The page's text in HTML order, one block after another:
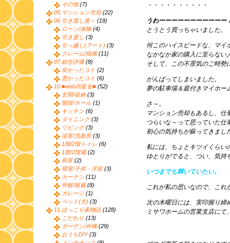
・・・・・・・・・・
うわーーーーーーーーーーー
とうとう買っちゃいました。
何このハイスピードな、マイ
なかなか家の購入に至らない
そして、この不景気のご時勢
がんばってしまいました。
夢の駐車場＆庭付きマイホー
さ～。
マンション売却もあるし、仕
つらいな～って思っていた仕
初心の気持ちが蘇ってきまし
私には、ちょとキツイくらい
ゆとりがでると、つい、気持
いつまでも輝いていたい。
これが私の思いなので、これ
次の木曜日には、実印握り締
ミサワホームの営業支店に
その他 (7)
05.マンション売却(22)
06.引き渡し後～ (19)
ローン/保険(4)
引き渡し (3)
引っ越し(アート) (3)
クレーム/指摘(11)
07.総合評価(8)
良かったコト (2)
悪かったコト (6)
10.■web内覧会■ (52)
玄関/収納(3)
階段/ホール(1)
キッチン (6)
ダイニング(3)
リビング(3)
浴室/洗面所(3)
1階/2階トイレ (6)
1階/2階蔵(2)
和室(2)
寝室/子供・洋室(3)
カーテン (11)
外観/植栽(8)
ガレージ (1)
ペット(犬) (3)
11.ほっこり家物語(128)
こだわり (13)
ガーデン/外構(29)
おうちDIY(3)